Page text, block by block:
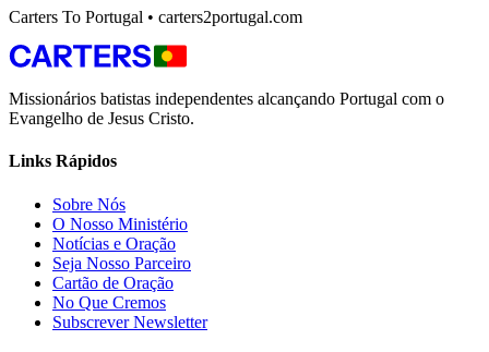
Carters To Portugal • carters2portugal.com
Missionários batistas independentes alcançando Portugal com o
Evangelho de Jesus Cristo.
Links Rápidos
Sobre Nós
O Nosso Ministério
Notícias e Oração
Seja Nosso Parceiro
Cartão de Oração
No Que Cremos
Subscrever Newsletter